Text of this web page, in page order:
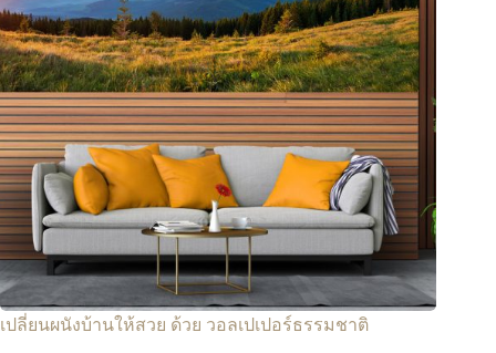
เปลี่ยนผนังบ้านให้สวย ด้วย วอลเปเปอร์ธรรมชาติ